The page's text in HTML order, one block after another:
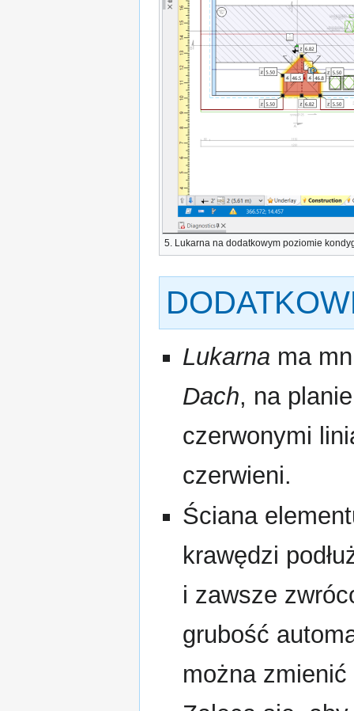
5. Lukarna na dodatkowym poziomie
Lukarna ma
Dach, na
czerwonymi
czerwieni.
Ściana
krawędzi
i zawsze
grubość
można